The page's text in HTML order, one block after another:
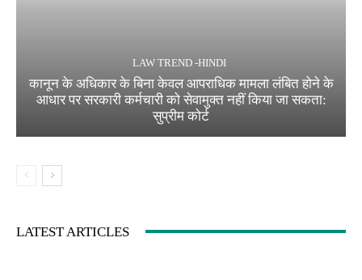
LAW TREND -HINDI
कानून के अधिकार के बिना केवल आपराधिक मामला लंबित होने के
आधार पर सरकारी कर्मचारी को सेवामुक्त नहीं किया जा सकता:
सुप्रीम कोर्ट
LATEST ARTICLES